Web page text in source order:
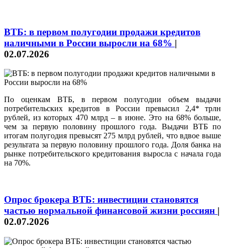
ВТБ: в первом полугодии продажи кредитов
наличными в России выросли на 68% |
02.07.2026
По оценкам ВТБ, в первом полугодии объем выдачи
потребительских кредитов в России превысил 2,4* трлн
рублей, из которых 470 млрд – в июне. Это на 68% больше,
чем за первую половину прошлого года. Выдачи ВТБ по
итогам полугодия превысят 275 млрд рублей, что вдвое выше
результата за первую половину прошлого года. Доля банка на
рынке потребительского кредитования выросла с начала года
на 70%.
Опрос брокера ВТБ: инвестиции становятся
частью нормальной финансовой жизни россиян |
02.07.2026